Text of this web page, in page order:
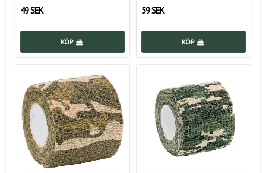
49 SEK
KÖP
59 SEK
KÖP